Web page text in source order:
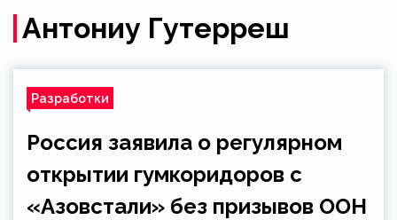
Антониу Гутерреш
Разработки
Россия заявила о регулярном
открытии гумкоридоров с
«Азовстали» без призывов ООН